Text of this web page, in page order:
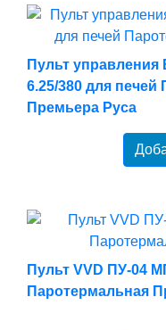
Пульт
6.25/380 для
Премьера Руса
Пульт VVD ПУ-04
Паротермальная